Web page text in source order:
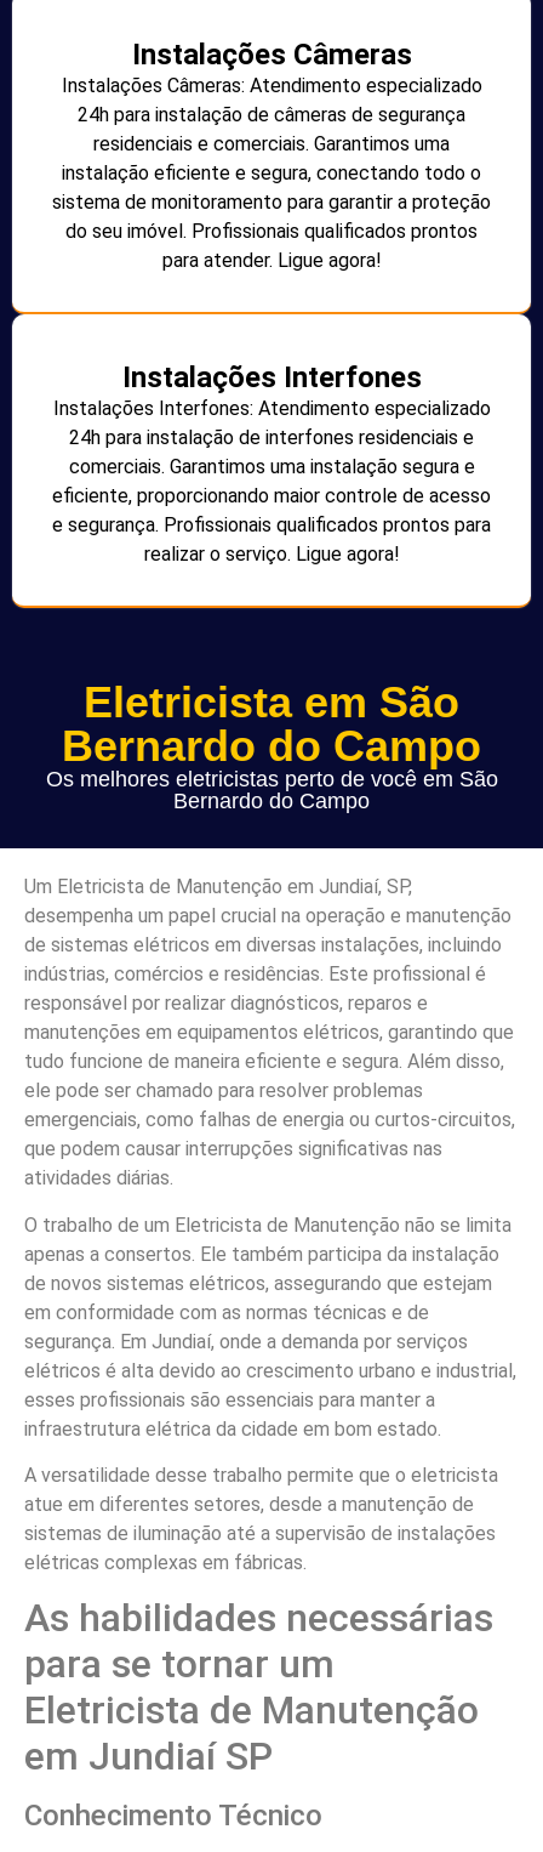
Instalações Câmeras
Instalações Câmeras: Atendimento especializado
24h para instalação de câmeras de segurança
residenciais e comerciais. Garantimos uma
instalação eficiente e segura, conectando todo o
sistema de monitoramento para garantir a proteção
do seu imóvel. Profissionais qualificados prontos
para atender. Ligue agora!
Instalações Interfones
Instalações Interfones: Atendimento especializado
24h para instalação de interfones residenciais e
comerciais. Garantimos uma instalação segura e
eficiente, proporcionando maior controle de acesso
e segurança. Profissionais qualificados prontos para
realizar o serviço. Ligue agora!
Eletricista em São
Bernardo do Campo
Os melhores eletricistas perto de você em São
Bernardo do Campo
Um Eletricista de Manutenção em Jundiaí, SP,
desempenha um papel crucial na operação e manutenção
de sistemas elétricos em diversas instalações, incluindo
indústrias, comércios e residências. Este profissional é
responsável por realizar diagnósticos, reparos e
manutenções em equipamentos elétricos, garantindo que
tudo funcione de maneira eficiente e segura. Além disso,
ele pode ser chamado para resolver problemas
emergenciais, como falhas de energia ou curtos-circuitos,
que podem causar interrupções significativas nas
atividades diárias.
O trabalho de um Eletricista de Manutenção não se limita
apenas a consertos. Ele também participa da instalação
de novos sistemas elétricos, assegurando que estejam
em conformidade com as normas técnicas e de
segurança. Em Jundiaí, onde a demanda por serviços
elétricos é alta devido ao crescimento urbano e industrial,
esses profissionais são essenciais para manter a
infraestrutura elétrica da cidade em bom estado.
A versatilidade desse trabalho permite que o eletricista
atue em diferentes setores, desde a manutenção de
sistemas de iluminação até a supervisão de instalações
elétricas complexas em fábricas.
As habilidades necessárias
para se tornar um
Eletricista de Manutenção
em Jundiaí SP
Conhecimento Técnico